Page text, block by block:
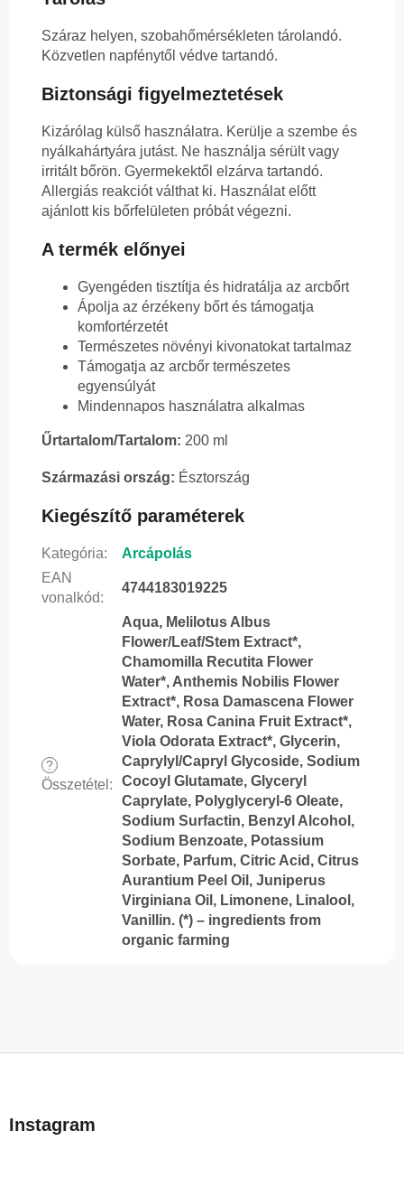
Száraz helyen, szobahőmérsékleten tárolandó.
Közvetlen napfénytől védve tartandó.
Biztonsági figyelmeztetések
Kizárólag külső használatra. Kerülje a szembe és
nyálkahártyára jutást. Ne használja sérült vagy
irritált bőrön. Gyermekektől elzárva tartandó.
Allergiás reakciót válthat ki. Használat előtt
ajánlott kis bőrfelületen próbát végezni.
A termék előnyei
Gyengéden tisztítja és hidratálja az arcbőrt
Ápolja az érzékeny bőrt és támogatja
komfortérzetét
Természetes növényi kivonatokat tartalmaz
Támogatja az arcbőr természetes
egyensúlyát
Mindennapos használatra alkalmas
Űrtartalom/Tartalom: 200 ml
Származási ország: Észtország
Kiegészítő paraméterek
Kategória:
Arcápolás
EAN
vonalkód:
4744183019225
?
Összetétel :
Aqua, Melilotus Albus
Flower/Leaf/Stem Extract*,
Chamomilla Recutita Flower
Water*, Anthemis Nobilis Flower
Extract*, Rosa Damascena Flower
Water, Rosa Canina Fruit Extract*,
Viola Odorata Extract*, Glycerin,
Caprylyl/Capryl Glycoside, Sodium
Cocoyl Glutamate, Glyceryl
Caprylate, Polyglyceryl-6 Oleate,
Sodium Surfactin, Benzyl Alcohol,
Sodium Benzoate, Potassium
Sorbate, Parfum, Citric Acid, Citrus
Aurantium Peel Oil, Juniperus
Virginiana Oil, Limonene, Linalool,
Vanillin. (*) – ingredients from
organic farming
bInstagram